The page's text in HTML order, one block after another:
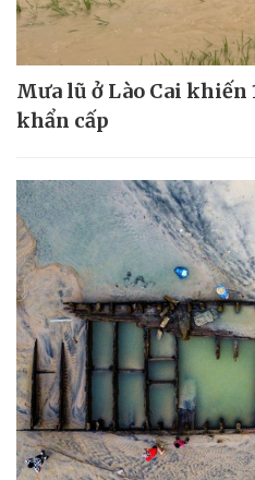
Mưa lũ ở Lào Cai khiến
khẩn cấp